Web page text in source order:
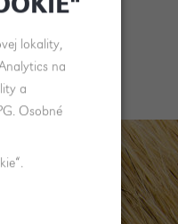
lokality,
na
a
Osobné